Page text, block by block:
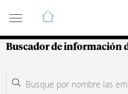
Guía de
Buscador de información